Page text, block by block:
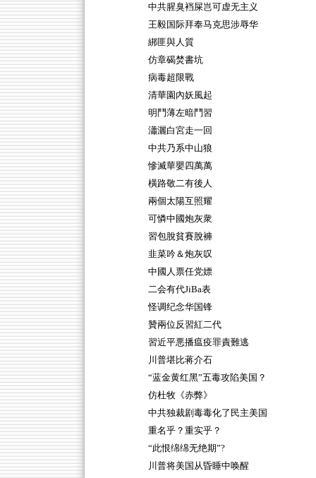
中共腥臭裆屎岂可虚无主义
王毅国际拜奉马克思涉辱华
綁匪與人質
仿章碣焚書坑
病毒超限戰
清華園內妖風起
明鬥薄左暗鬥習
瀟灑白宮走一回
中共乃系中山狼
慘滅華嬰四萬萬
橫路敬二有後人
兩個太陽互照耀
可憐中國炮灰衆
習包脫貧賽脫褲
韭菜吟＆炮灰叹
中國人票任党嫖
二会有代JiBa表
怪调纪念华国锋
贊兩位反習紅二代
習近平悪播瘟疫罪責難逃
川普堪比蒋介石
“蓝金黄红黑”五毒攻陷美国？
仿杜牧《赤弊》
中共独裁剧毒毒化了民主美国
重名乎？重实乎？
“此恨绵绵无绝期”?
川普将美国从昏睡中唤醒